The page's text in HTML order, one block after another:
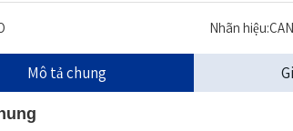
Nhãn hiệu:
Mô tả chung